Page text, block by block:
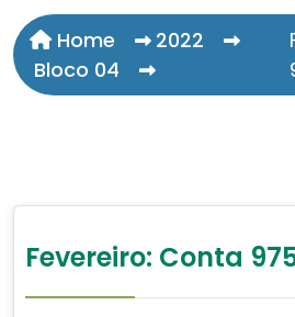
Home
2022
Bloco 04
Fevereiro: Conta